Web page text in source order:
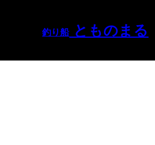
釣り船とものまる